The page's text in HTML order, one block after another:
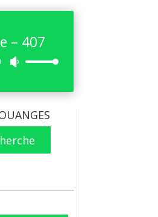
– 407
Utilisez
pour
ou